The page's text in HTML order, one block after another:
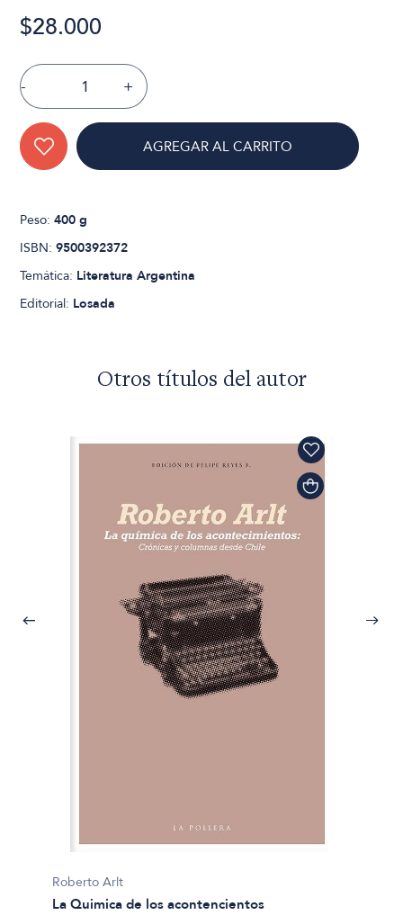
$28.000
- +
AGREGAR AL CARRITO
Peso:400 g
ISBN:9500392372
Temática: Literatura Argentina
Editorial: Losada
Otros títulos del autor
Roberto Arlt
La Quimica de los acontencientos